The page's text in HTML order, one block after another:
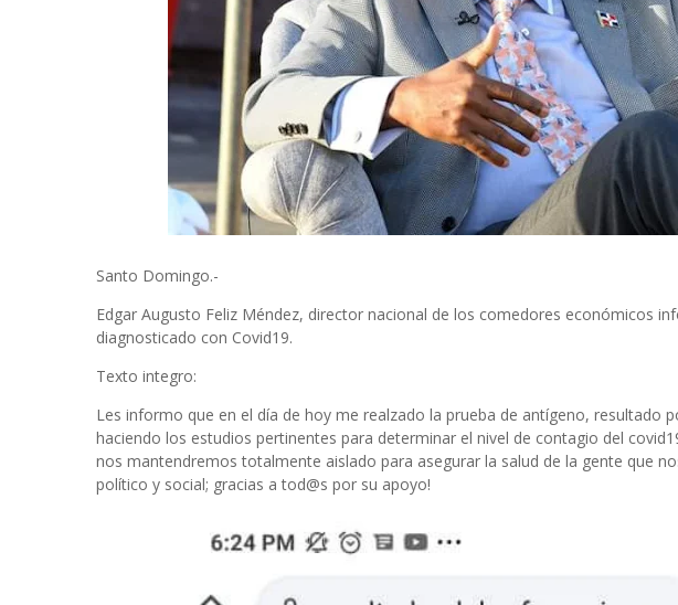
Santo Domingo.-
Edgar Augusto Feliz Méndez, director nacional de los comedores económicos
diagnosticado con Covid19.
Texto integro:
Les informo que en el día de hoy me realzado la prueba de antígeno, resultado
haciendo los estudios pertinentes para determinar el nivel de contagio del
nos mantendremos totalmente aislado para asegurar la salud de la gente que
político y social; gracias a tod@s por su apoyo!